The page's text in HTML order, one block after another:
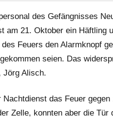
des Gefängnisses
am 21. Oktober ein Häftling
Feuers den Alarmknopf
seien. Das
Jörg Alisch.
das Feuer
Zelle, konnten aber die